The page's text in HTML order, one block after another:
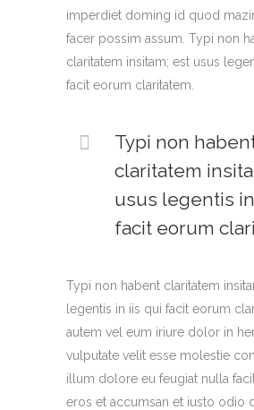
imperdiet doming id quod
facer possim assum. Typi non
claritatem insitam; est usus
facit eorum claritatem.
Typi non
claritatem
usus legentis
facit eorum
Typi non habent claritatem
legentis in iis qui facit eorum
autem vel eum iriure dolor in
vulputate velit esse molestie
illum dolore eu feugiat nulla
eros et accumsan et iusto odio